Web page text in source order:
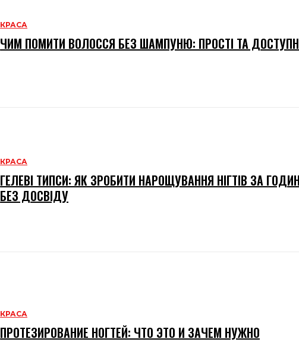
КРАСА
ЧИМ ПОМИТИ ВОЛОССЯ БЕЗ ШАМПУНЮ: ПРОСТІ ТА
КРАСА
ГЕЛЕВІ ТИПСИ: ЯК ЗРОБИТИ НАРОЩУВАННЯ НІГТІВ ЗА
БЕЗ ДОСВІДУ
КРАСА
ПРОТЕЗИРОВАНИЕ НОГТЕЙ: ЧТО ЭТО И ЗАЧЕМ НУЖНО